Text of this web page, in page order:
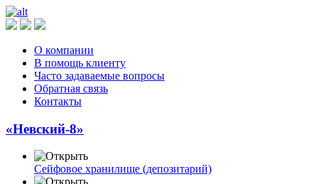
О компании
В помощь клиенту
Часто задаваемые вопросы
Обратная связь
Контакты
«Невский-8»
Сейфовое хранилище (депозитарий)